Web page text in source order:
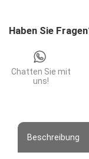
Haben Sie
Chatten Sie mit
uns!
Beschreibung